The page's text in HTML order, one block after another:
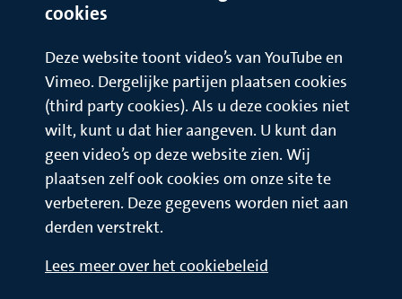
cookies
Deze website toont video’s van YouTube en
Vimeo. Dergelijke partijen plaatsen cookies
(third party cookies). Als u deze cookies niet
wilt, kunt u dat hier aangeven. U kunt dan
geen video’s op deze website zien. Wij
plaatsen zelf ook cookies om onze site te
verbeteren. Deze gegevens worden niet aan
derden verstrekt.
Lees meer over het cookiebeleid